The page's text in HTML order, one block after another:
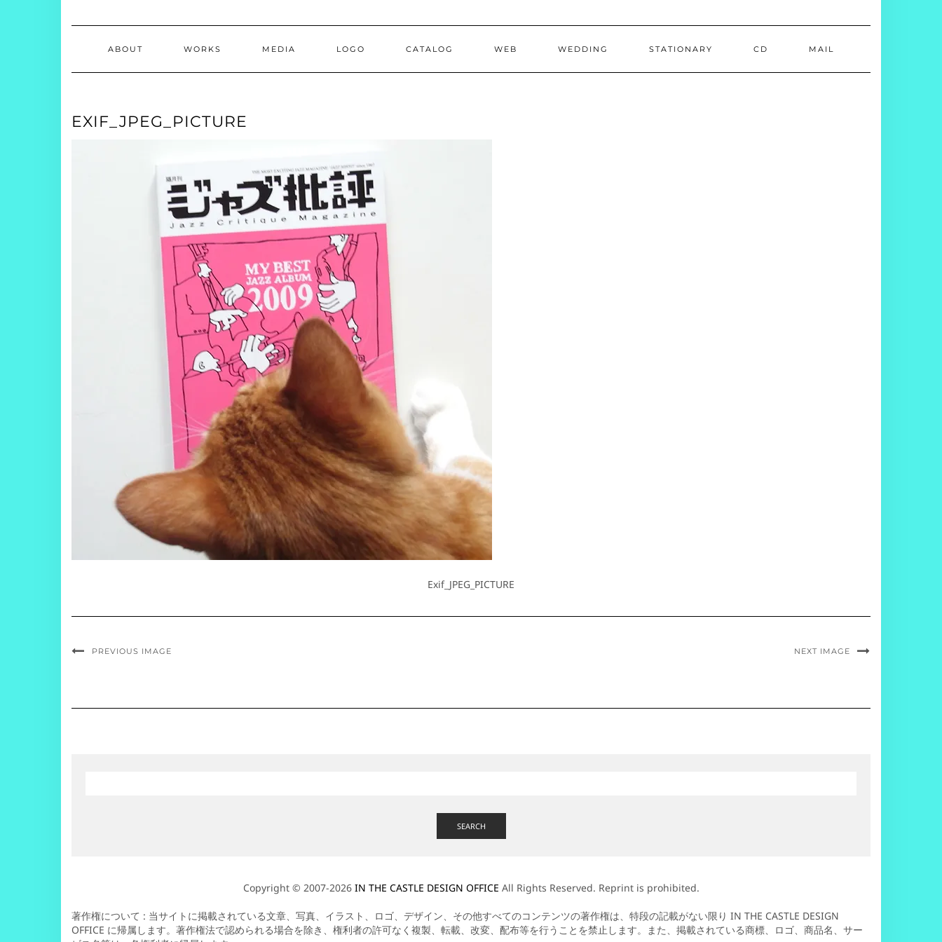
ABOUT WORKS MEDIA LOGO CATALOG WEB WEDDING STATIONARY CD MAIL
EXIF_JPEG_PICTURE
Exif_JPEG_PICTURE
PREVIOUS IMAGE NEXT IMAGE
SEARCH
Copyright © 2007-2026 IN THE CASTLE DESIGN OFFICE All Rights Reserved. Reprint is prohibited.
著作権について : 当サイトに掲載されている文章、写真、イラスト、ロゴ、デザイン、その他すべてのコンテンツの著作権は、特段の記載がない限り IN THE CASTLE DESIGN
OFFICE に帰属します。著作権法で認められる場合を除き、権利者の許可なく複製、転載、改変、配布等を行うことを禁止します。また、掲載されている商標、ロゴ、商品名、サー